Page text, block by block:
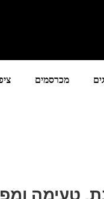
מכרסמים
טעימה